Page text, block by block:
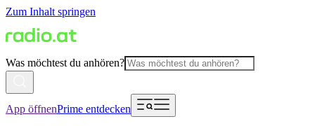
Zum Inhalt springen
Was möchtest du anhören?
App öffnenPrime entdecken